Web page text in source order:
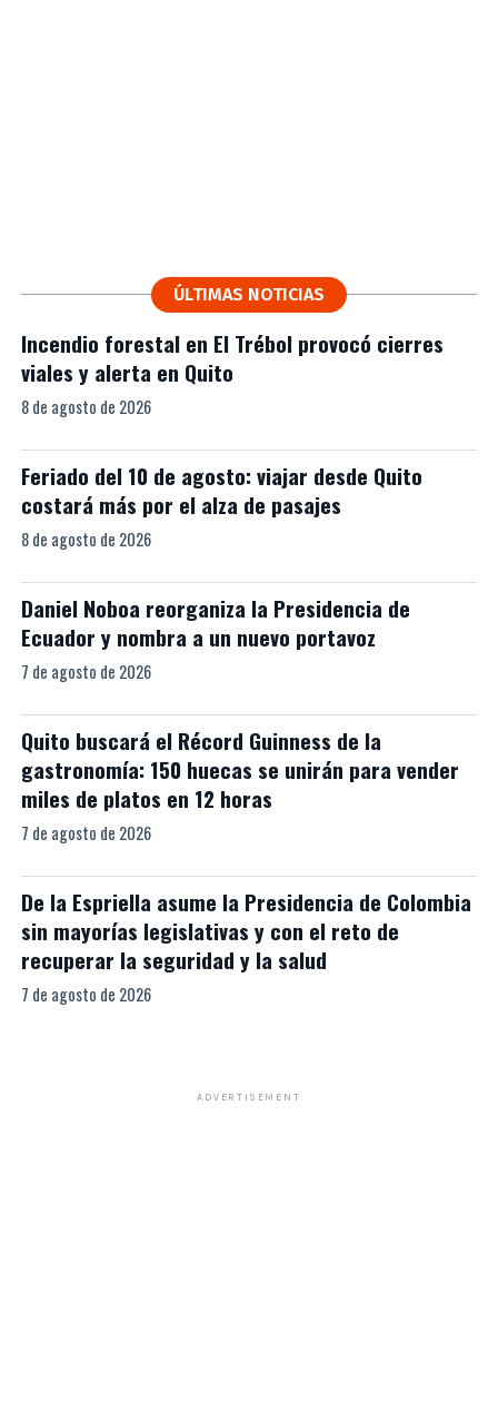
ÚLTIMAS NOTICIAS
Incendio forestal en El Trébol provocó cierres
viales y alerta en Quito
8 de agosto de 2026
Feriado del 10 de agosto: viajar desde Quito
costará más por el alza de pasajes
8 de agosto de 2026
Daniel Noboa reorganiza la Presidencia de
Ecuador y nombra a un nuevo portavoz
7 de agosto de 2026
Quito buscará el Récord Guinness de la
gastronomía: 150 huecas se unirán para vender
miles de platos en 12 horas
7 de agosto de 2026
De la Espriella asume la Presidencia de Colombia
sin mayorías legislativas y con el reto de
recuperar la seguridad y la salud
7 de agosto de 2026
ADVERTISEMENT